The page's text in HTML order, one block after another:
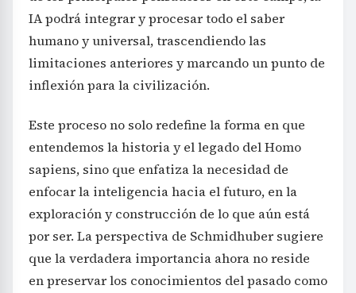
IA podrá integrar y procesar todo el saber
humano y universal, trascendiendo las
limitaciones anteriores y marcando un punto de
inflexión para la civilización.
Este proceso no solo redefine la forma en que
entendemos la historia y el legado del Homo
sapiens, sino que enfatiza la necesidad de
enfocar la inteligencia hacia el futuro, en la
exploración y construcción de lo que aún está
por ser. La perspectiva de Schmidhuber sugiere
que la verdadera importancia ahora no reside
en preservar los conocimientos del pasado como